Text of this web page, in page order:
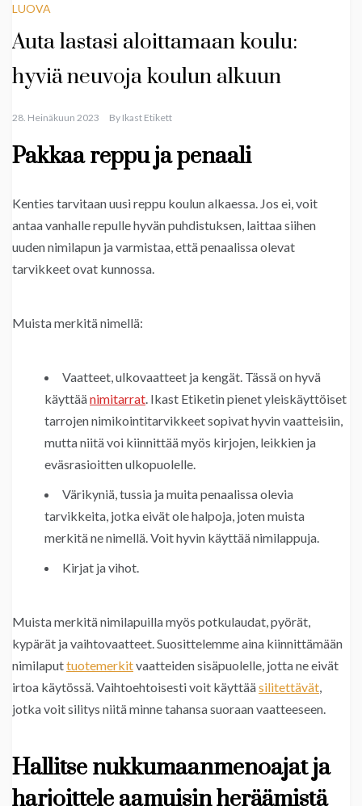
LUOVA
Auta lastasi aloittamaan koulu:
hyviä neuvoja koulun alkuun
28. Heinäkuun 2023 By Ikast Etikett
Pakkaa reppu ja penaali
Kenties tarvitaan uusi reppu koulun alkaessa. Jos ei, voit
antaa vanhalle repulle hyvän puhdistuksen, laittaa siihen
uuden nimilapun ja varmistaa, että penaalissa olevat
tarvikkeet ovat kunnossa.
Muista merkitä nimellä:
Vaatteet, ulkovaatteet ja kengät. Tässä on hyvä
käyttäänimitarrat. Ikast Etiketin pienet yleiskäyttöiset
tarrojen nimikointitarvikkeet sopivat hyvin vaatteisiin,
mutta niitä voi kiinnittää myös kirjojen, leikkien ja
eväsrasioitten ulkopuolelle.
Värikyniä, tussia ja muita penaalissa olevia
tarvikkeita, jotka eivät ole halpoja, joten muista
merkitä ne nimellä. Voit hyvin käyttää nimilappuja.
Kirjat ja vihot.
Muista merkitä nimilapuilla myös potkulaudat, pyörät,
kypärät ja vaihtovaatteet. Suosittelemme aina kiinnittämään
nimilaputtuotemerkitvaatteiden sisäpuolelle, jotta ne eivät
irtoa käytössä. Vaihtoehtoisesti voit käyttääsilitettävät,
jotka voit silitys niitä minne tahansa suoraan vaatteeseen.
Hallitse nukkumaanmenoajat ja
harjoittele aamuisin heräämistä